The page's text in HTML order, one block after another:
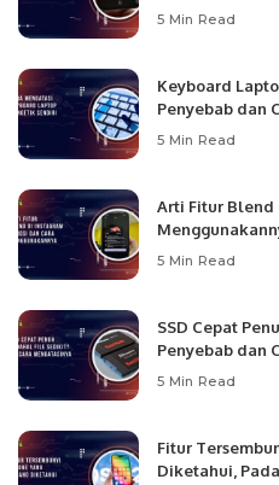
5 Min Read
Keyboard
Penyebab dan
5 Min Read
Arti Fitur Blend
5 Min Read
SSD Cepat
Penyebab dan
5 Min Read
Fitur
Diketahui,